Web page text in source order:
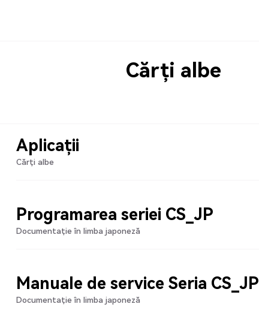
Cărți albe
Aplicații
Cărți albe
Programarea seriei CS_JP
Documentație în limba japoneză
Manuale de service Seria CS_JP
Documentație în limba japoneză